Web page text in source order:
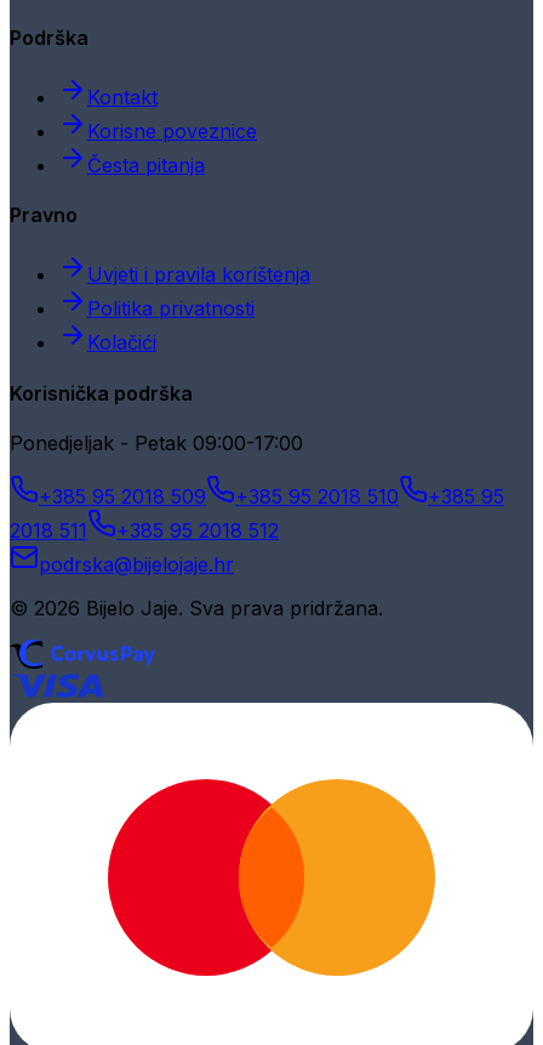
Podrška
Kontakt
Korisne poveznice
Česta pitanja
Pravno
Uvjeti i pravila korištenja
Politika privatnosti
Kolačići
Korisnička podrška
Ponedjeljak - Petak 09:00-17:00
+385 95 2018 509 +385 95 2018 510
+385 95
2018 511
+385 95 2018 512
podrska@bijelojaje.hr
© 2026 Bijelo Jaje. Sva prava pridržana.